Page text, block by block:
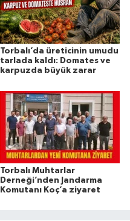
Torbalı’da üreticinin umudu
tarlada kaldı: Domates ve
karpuzda büyük zarar
Torbalı Muhtarlar
Derneği’nden Jandarma
Komutanı Koç’a ziyaret